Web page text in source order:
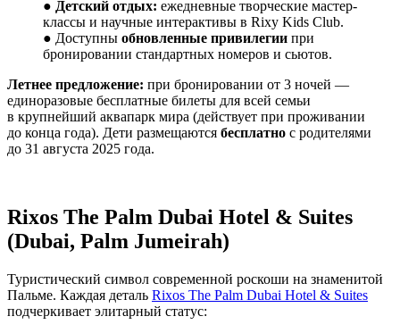
● Детский отдых: ежедневные творческие мастер-
классы и научные интерактивы в Rixy Kids Club.
● Доступны обновленные привилегии при
бронировании стандартных номеров и сьютов.
Летнее предложение: при бронировании от 3 ночей —
единоразовые бесплатные билеты для всей семьи
в крупнейший аквапарк мира (действует при проживании
до конца года). Дети размещаются бесплатно с родителями
до 31 августа 2025 года.
Rixos The Palm Dubai Hotel & Suites
(Dubai, Palm Jumeirah)
Туристический символ современной роскоши на знаменитой
Пальме. Каждая деталь Rixos The Palm Dubai Hotel & Suites
подчеркивает элитарный статус: